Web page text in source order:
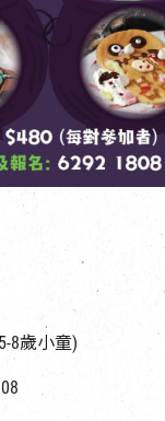
8歲小童)